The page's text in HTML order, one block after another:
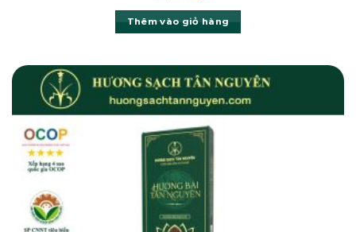
Thêm vào giỏ hàng